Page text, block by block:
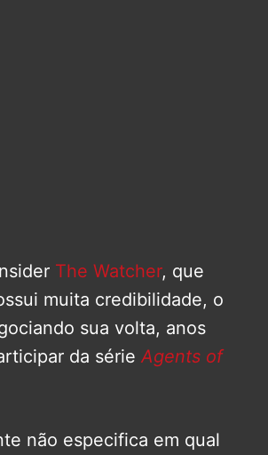
The Watcher, que
muita credibilidade, o
sua volta, anos
da série Agents of
não especifica em qual